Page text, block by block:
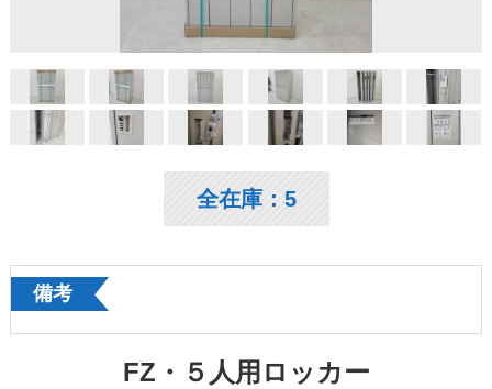
全在庫：5
備考
FZ・５人用ロッカー